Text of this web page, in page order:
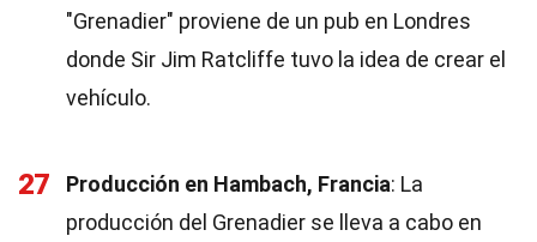
"Grenadier" proviene de un pub en Londres
donde Sir Jim Ratcliffe tuvo la idea de crear el
vehículo.
27 Producción en Hambach, Francia: La
producción del Grenadier se lleva a cabo en